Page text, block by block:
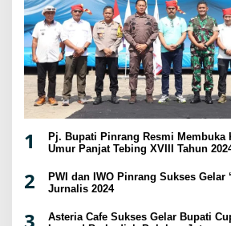
1
Pj. Bupati Pinrang Resmi Membuka
Umur Panjat Tebing XVIII Tahun
2
PWI dan IWO Pinrang Sukses Gelar
Jurnalis 2024
Asteria Cafe Sukses Gelar Bupati